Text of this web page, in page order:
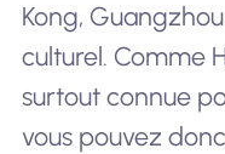
Kong,
culturel. Comme
surtout connue
vous pouvez